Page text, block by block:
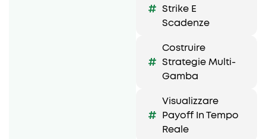
Strike E
Scadenze
Costruire
Strategie Multi-
Gamba
Visualizzare
Payoff In Tempo
Reale